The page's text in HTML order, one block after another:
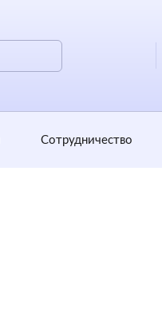
Сотрудничество